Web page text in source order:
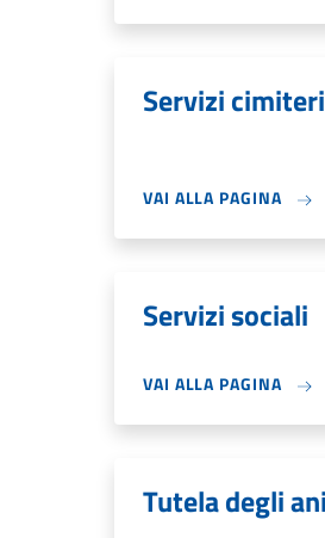
Servizi
VAI ALLA PAGINA
Servizi sociali
VAI ALLA PAGINA
Tutela degli